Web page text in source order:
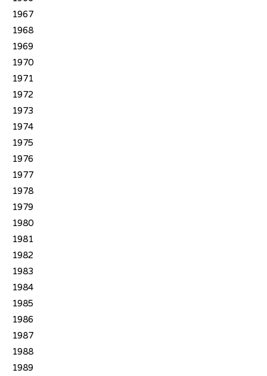
1967
1968
1969
1970
1971
1972
1973
1974
1975
1976
1977
1978
1979
1980
1981
1982
1983
1984
1985
1986
1987
1988
1989